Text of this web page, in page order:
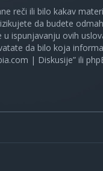
reči ili bilo kakav
da budete
ispunjavanju ovih
da bilo koja
| Diskusije” ili